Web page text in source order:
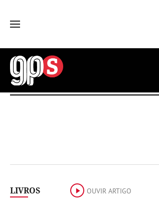
GPS
LIVROS OUVIR ARTIGO